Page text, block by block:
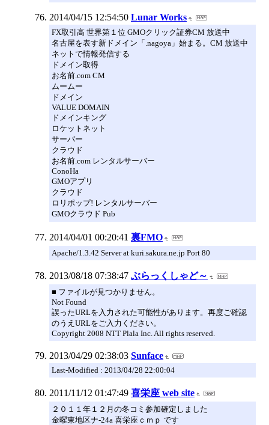
2014/04/15 12:54:50 Lunar Works
FX取引高 世界第１位 GMOクリック証券CM 放送中
名古屋を表す新ドメイン「.nagoya」始まる。CM 放送中
ネットで情報発信する
ドメイン取得
お名前.com CM
ムームー
ドメイン
VALUE DOMAIN
ドメインキング
ロケットネット
サーバー
クラウド
お名前.com レンタルサーバー
ConoHa
GMOアプリ
クラウド
ロリポップ! レンタルサーバー
GMOクラウド Pub
2014/04/01 00:20:41 裏FMO
Apache/1.3.42 Server at kuri.sakura.ne.jp Port 80
2013/08/18 07:38:47 ぶらっくしゃど～
■ ファイルが見つかりません。
Not Found
誤ったURLを入力された可能性があります。再度ご確認
のうえURLをご入力ください。
Copyright 2008 NTT Plala Inc. All rights reserved.
2013/04/29 02:38:03 Sunface
Last-Modified : 2013/04/28 22:00:04
2011/11/12 01:47:49 喜栄座 web site
２０１１年１２月の冬コミ参加確定しました
金曜東地区ナ-24a 喜栄座ｃｍｐ です